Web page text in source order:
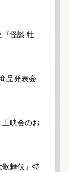
『怪談 牡
品発表会
上映会のお
歌舞伎」特